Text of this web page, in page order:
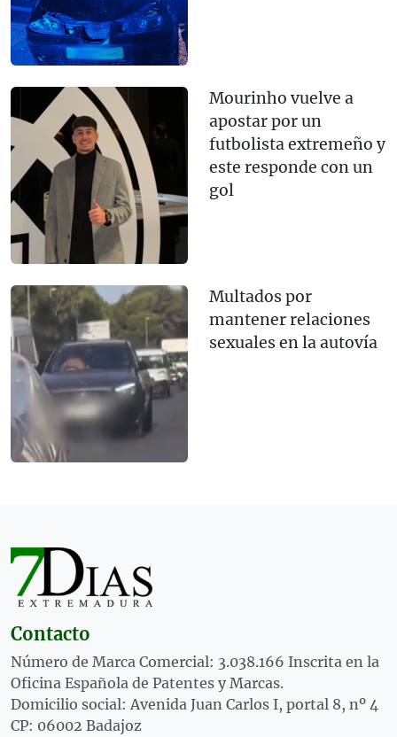
Mourinho vuelve a
apostar por un
futbolista extremeño y
este responde con un
gol
Multados por
mantener relaciones
sexuales en la autovía
Contacto
Número de Marca Comercial: 3.038.166 Inscrita en la
Oficina Española de Patentes y Marcas.
Domicilio social: Avenida Juan Carlos I, portal 8, nº 4
CP: 06002 Badajoz